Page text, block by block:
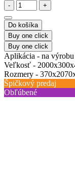
- +
Do košíka
Buy one click
Buy one click
Aplikácia - na
Veľkosť -
Rozmery -
Špičkový predaj
Obľúbené